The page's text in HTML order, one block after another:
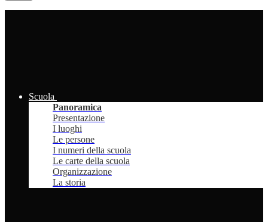
Scuola
Panoramica
Presentazione
I luoghi
Le persone
I numeri della scuola
Le carte della scuola
Organizzazione
La storia